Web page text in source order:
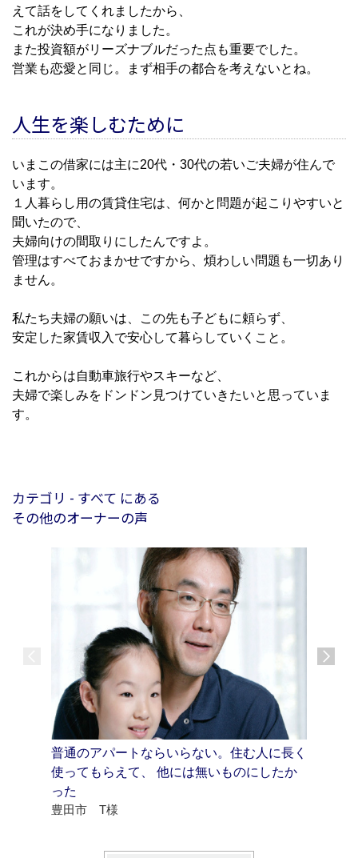
えて話をしてくれましたから、
これが決め手になりました。
また投資額がリーズナブルだった点も重要でした。
営業も恋愛と同じ。まず相手の都合を考えないとね。
人生を楽しむために
いまこの借家には主に20代・30代の若いご夫婦が住んで
います。
１人暮らし用の賃貸住宅は、何かと問題が起こりやすいと
聞いたので、
夫婦向けの間取りにしたんですよ。
管理はすべておまかせですから、煩わしい問題も一切あり
ません。
私たち夫婦の願いは、この先も子どもに頼らず、
安定した家賃収入で安心して暮らしていくこと。
これからは自動車旅行やスキーなど、
夫婦で楽しみをドンドン見つけていきたいと思っていま
す。
カテゴリ - すべて にある
その他のオーナーの声
普通のアパートならいらない。住む人に長く
使ってもらえて、 他には無いものにしたか
った
豊田市 T様